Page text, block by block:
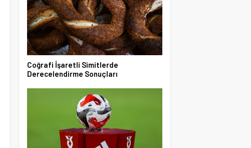
Coğrafi İşaretli Simitlerde
Derecelendirme Sonuçları